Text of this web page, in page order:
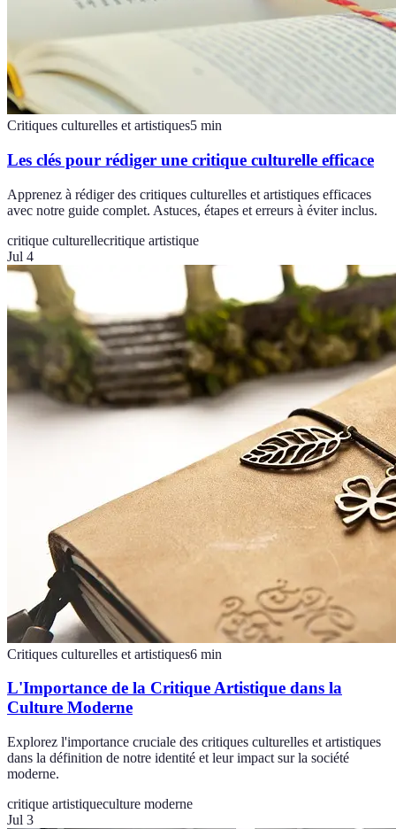
Critiques culturelles et artistiques5 min
Les clés pour rédiger une critique culturelle efficace
Apprenez à rédiger des critiques culturelles et artistiques efficaces
avec notre guide complet. Astuces, étapes et erreurs à éviter inclus.
critique culturellecritique artistique
Jul 4
Critiques culturelles et artistiques6 min
L'Importance de la Critique Artistique dans la
Culture Moderne
Explorez l'importance cruciale des critiques culturelles et artistiques
dans la définition de notre identité et leur impact sur la société
moderne.
critique artistiqueculture moderne
Jul 3